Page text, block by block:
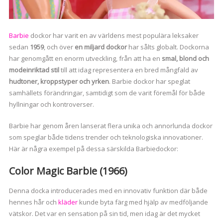
Barbie dockor har varit en av världens mest populära leksaker
sedan 1959, och över en miljard dockorhar sålts globalt. Dockorna
har genomgått en enorm utveckling, från att ha en smal, blond och
modeinriktad stiltill att idag representera en bred mångfald av
hudtoner, kroppstyper och yrken. Barbie dockor har speglat
samhällets förändringar, samtidigt som de varit föremål för både
hyllningar och kontroverser.
Barbie har genom åren lanserat flera unika och annorlunda dockor
som speglar både tidens trender och teknologiska innovationer.
Här är några exempel på dessa särskilda Barbiedockor:
Color Magic Barbie (1966)
Denna docka introducerades med en innovativ funktion där både
hennes hår och kläderkunde byta färg med hjälp av medföljande
vätskor. Det var en sensation på sin tid, men idag är det mycket